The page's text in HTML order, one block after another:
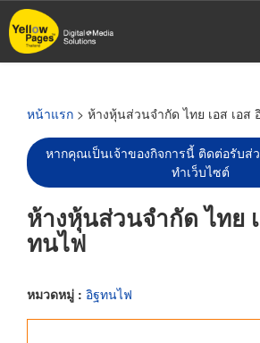
ข้าม
ไป
หน้าแรก > ห้างหุ้นส่วนจำกัด ไทย เอส เอส
หากคุณเป็นเจ้าของกิจการนี้ ติดต่อรับส่
ทำเว็บไซต์
ห้างหุ้นส่วนจำกัด ไทย
ทนไฟ
หมวดหมู่ : อิฐทนไฟ